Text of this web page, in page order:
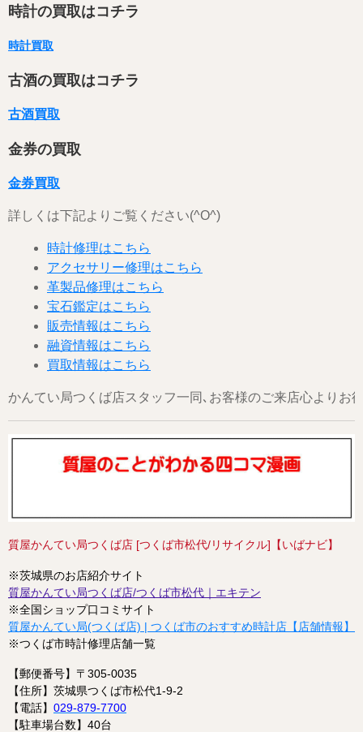
時計の買取はコチラ
時計買取
古酒の買取はコチラ
古酒買取
金券の買取
金券買取
詳しくは下記よりご覧ください(^O^)
時計修理はこちら
アクセサリー修理はこちら
革製品修理はこちら
宝石鑑定はこちら
販売情報はこちら
融資情報はこちら
買取情報はこちら
かんてい局つくば店スタッフ一同､お客様のご来店心よりお
質屋かんてい局つくば店 [つくば市松代/リサイクル]【いばナビ】
※茨城県のお店紹介サイト
質屋かんてい局つくば店/つくば市松代｜エキテン
※全国ショップ口コミサイト
質屋かんてい局(つくば店) | つくば市のおすすめ時計店【店舗情報】
※つくば市時計修理店舗一覧
【郵便番号】〒305-0035
【住所】茨城県つくば市松代1-9-2
【電話】 029-879-7700
【駐車場台数】40台